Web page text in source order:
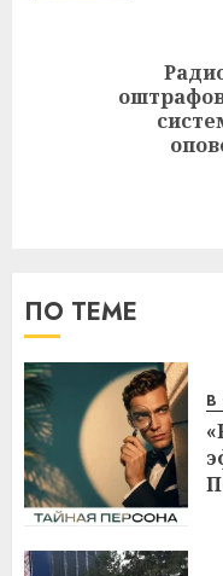
Следующая
ПО ТЕМЕ
В